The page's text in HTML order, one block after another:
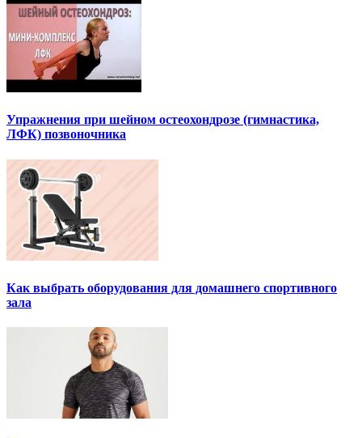
Упражнения при шейном остеохондрозе (гимнастика,
ЛФК) позвоночника
Как выбрать оборудования для домашнего спортивного
зала